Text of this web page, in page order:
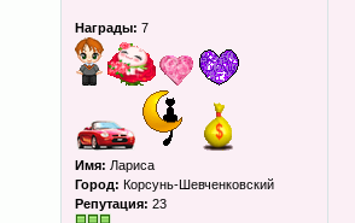
Награды: 7
Имя: Лариса
Город: Корсунь-Шевченковский
Репутация: 23